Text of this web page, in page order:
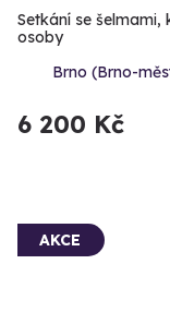
Setkání se
osoby
Brno (Brno-
6 200 Kč
AKCE